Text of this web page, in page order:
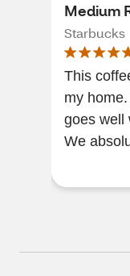
Medium
Blend, 10
Starbucks
This
my
goes well
We